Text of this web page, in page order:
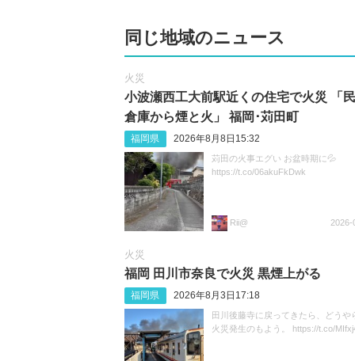
同じ地域のニュース
火災
小波瀬西工大前駅近くの住宅で火災 「
倉庫から煙と火」 福岡･苅田町
福岡県 2026年8月8日15:32
苅田の火事エグい お盆時期に💦
https://t.co/06akuFkDwk
Rii@ 2026-
火災
福岡 田川市奈良で火災 黒煙上がる
福岡県 2026年8月3日17:18
田川後藤寺に戻ってきたら、どうや
火災発生のもよう。 https://t.co/